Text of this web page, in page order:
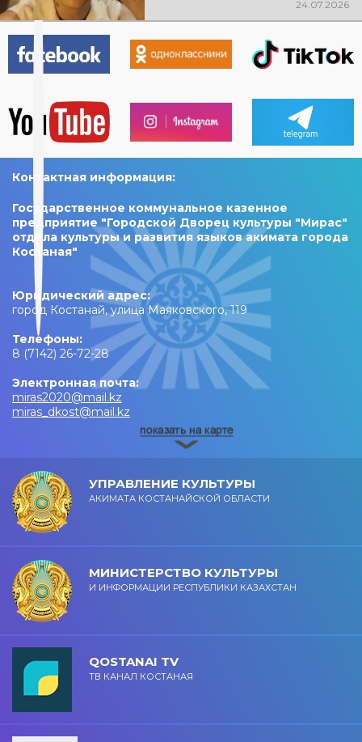
A post shared by «Мирас» қалалық мәдениет сарайы (@madeniet_miras)
24.07.2026
Контактная информация:
Государственное коммунальное казенное
предприятие "Городской Дворец культуры "Мирас"
отдела культуры и развития языков акимата города
Костаная"
Юридический адрес:
город Костанай, улица Маяковского, 119
Телефоны:
8 (7142) 26-72-28
Электронная почта:
miras2020@mail.kz
miras_dkost@mail.kz
УПРАВЛЕНИЕ КУЛЬТУРЫ
АКИМАТА КОСТАНАЙСКОЙ ОБЛАСТИ
МИНИСТЕРСТВО КУЛЬТУРЫ
И ИНФОРМАЦИИ РЕСПУБЛИКИ КАЗАХСТАН
QOSTANAI TV
ТВ КАНАЛ КОСТАНАЯ